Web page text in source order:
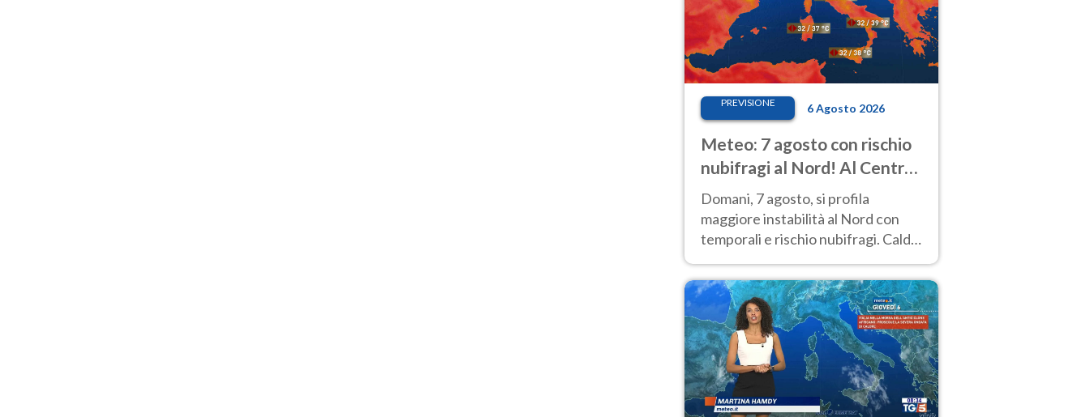
PREVISIONE 6 Agosto 2026
Meteo: 7 agosto con rischio
nubifragi al Nord! Al Centro-
Sud caldo estremo
Domani, 7 agosto, si profila
maggiore instabilità al Nord con
temporali e rischio nubifragi. Caldo
previsioni.